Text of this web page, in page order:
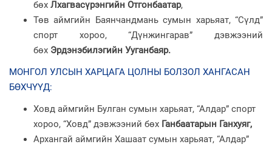
бөх Лхагвасүрэнгийн Отгонбаатар,
Төв аймгийн Баянчандмань сумын харьяат, “Сүлд”
спорт хороо, “Дүнжингарав” дэвжээний
бөх Эрдэнэбилэгийн Ууганбаяр.
МОНГОЛ УЛСЫН ХАРЦАГА ЦОЛНЫ БОЛЗОЛ ХАНГАСАН
БӨХЧҮҮД:
Ховд аймгийн Булган сумын харьяат, “Алдар” спорт
хороо, “Ховд” дэвжээний бөх Ганбаатарын Ганхуяг,
Архангай аймгийн Хашаат сумын харьяат, “Алдар”